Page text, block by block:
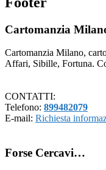
Cartomanzia
Cartomanzia Milano,
Affari, Sibille, Fortuna.
CONTATTI:
Telefono: 899482079
E-mail: Richiesta
Forse Cercavi…